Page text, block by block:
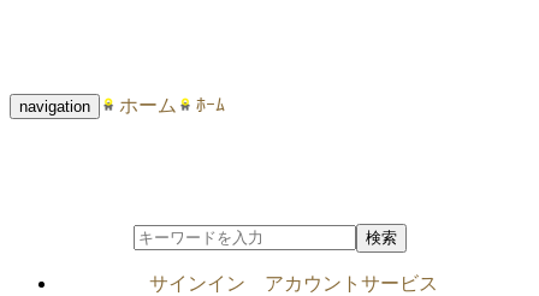
navigation ホーム ﾎｰﾑ
検索
サインイン
アカウントサービス